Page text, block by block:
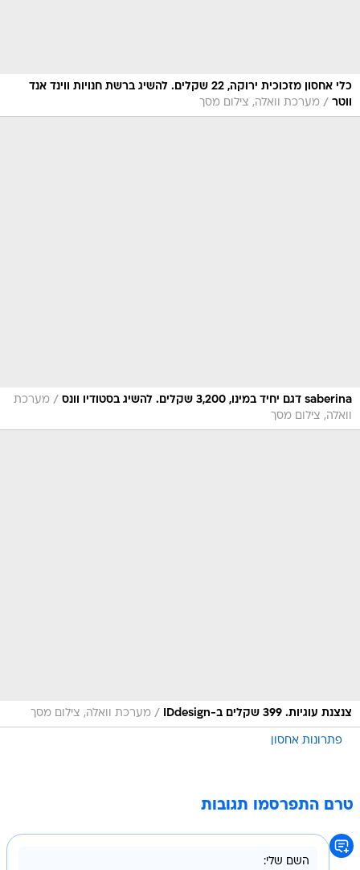
כלי אחסון מזכוכית ירוקה, 22 שקלים. להשיג ברשת חנויות ווינד אנד
ווטר / מערכת וואלה, צילום מסך
saberina דגם יחיד במינו, 3,200 שקלים. להשיג בסטודיו וונס / מערכת
וואלה, צילום מסך
צנצנת עוגיות. 399 שקלים ב-IDdesign / מערכת וואלה, צילום מסך
פתרונות אחסון
טרם התפרסמו תגובות